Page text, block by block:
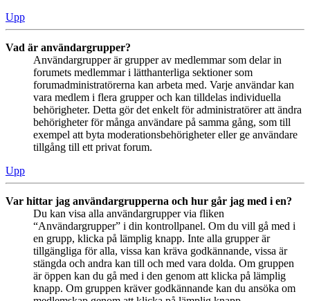
Upp
Vad är användargrupper?
Användargrupper är grupper av medlemmar som delar in
forumets medlemmar i lätthanterliga sektioner som
forumadministratörerna kan arbeta med. Varje användar kan
vara medlem i flera grupper och kan tilldelas individuella
behörigheter. Detta gör det enkelt för administratörer att ändra
behörigheter för många användare på samma gång, som till
exempel att byta moderationsbehörigheter eller ge användare
tillgång till ett privat forum.
Upp
Var hittar jag användargrupperna och hur går jag med i en?
Du kan visa alla användargrupper via fliken
“Användargrupper” i din kontrollpanel. Om du vill gå med i
en grupp, klicka på lämplig knapp. Inte alla grupper är
tillgängliga för alla, vissa kan kräva godkännande, vissa är
stängda och andra kan till och med vara dolda. Om gruppen
är öppen kan du gå med i den genom att klicka på lämplig
knapp. Om gruppen kräver godkännande kan du ansöka om